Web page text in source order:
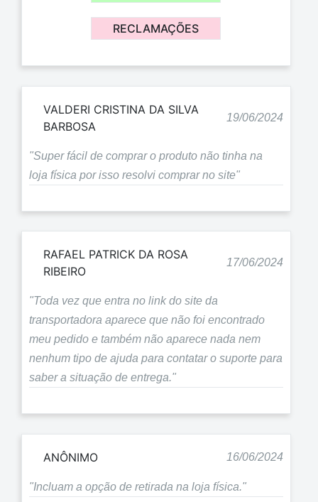
RECLAMAÇÕES
VALDERI CRISTINA DA SILVA
BARBOSA
19/06/2024
"Super fácil de comprar o produto não tinha na
loja física por isso resolvi comprar no site"
RAFAEL PATRICK DA ROSA
RIBEIRO
17/06/2024
"Toda vez que entra no link do site da
transportadora aparece que não foi encontrado
meu pedido e também não aparece nada nem
nenhum tipo de ajuda para contatar o suporte para
saber a situação de entrega."
ANÔNIMO 16/06/2024
"Incluam a opção de retirada na loja física."